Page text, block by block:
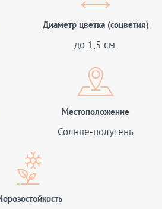
Диаметр цветка (соцветия)
до 1,5 см.
Местоположение
Солнце-полутень